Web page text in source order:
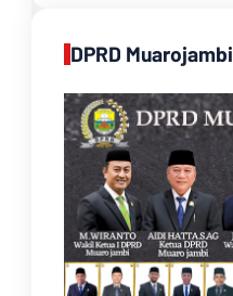
DPRD Muarojambi